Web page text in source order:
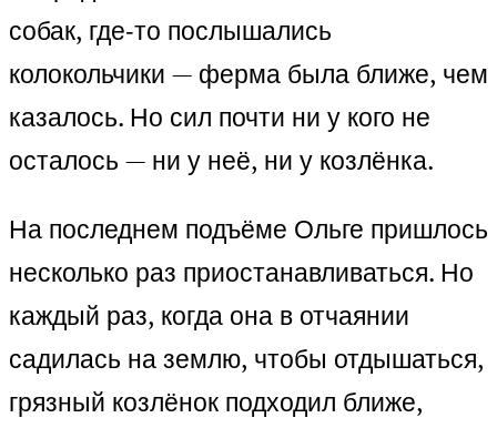
собак, где‑то послышались
колокольчики — ферма была ближе, чем
казалось. Но сил почти ни у кого не
осталось — ни у неё, ни у козлёнка.
На последнем подъёме Ольге пришлось
несколько раз приостанавливаться. Но
каждый раз, когда она в отчаянии
садилась на землю, чтобы отдышаться,
грязный козлёнок подходил ближе,